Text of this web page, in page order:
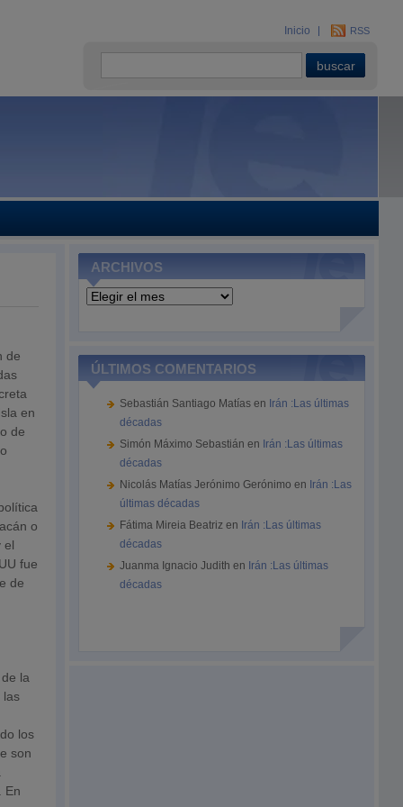
Inicio RSS
de
en
de
o
el
fue
de
la
las
los
son
En
ARCHIVOS
Archivos
ÚLTIMOS COMENTARIOS
Sebastián Santiago Matías en Irán :Las últimas
décadas
Simón Máximo Sebastián en Irán :Las últimas
décadas
Nicolás Matías Jerónimo Gerónimo en Irán :Las
últimas décadas
Fátima Mireia Beatriz en Irán :Las últimas
décadas
Juanma Ignacio Judith en Irán :Las últimas
décadas